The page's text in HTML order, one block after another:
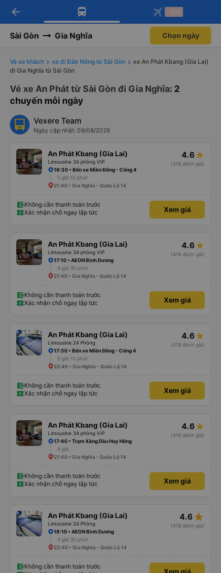
Tải app Vexere ngay!
Nhận ưu đãi thành viên độc
Mở app
Tải app Vexere
-30k/ghế khi đặt vé máy bay qua
Mở app
arrow_back -30k
Sài Gòn Gia Nghĩa Chọn ngày
Vé xe khách xe đi Đăk Nông từ Sài Gòn
xe An Phát Kbang (Gia Lai)
đi Gia Nghĩa từ Sài Gòn
Vé xe An Phát từ Sài Gòn đi Gia Nghĩa: 2
chuyến mỗi ngày
Vexere Team
Ngày cập nhật: 09/08/2026
An Phát Kbang (Gia Lai)
Limousine 34 phòng VIP
4.6
(418 đánh giá)
16:30 • Bến xe Miền Đông - Cổng 4
5 giờ 10 phút
21:40 • Gia Nghĩa - Quốc Lộ 14
Không cần thanh toán trước
Xác nhận chỗ ngay lập tức
Xem giá
An Phát Kbang (Gia Lai)
Limousine 34 phòng VIP
4.6
(418 đánh giá)
17:10 • AEON Bình Dương
4 giờ 30 phút
21:40 • Gia Nghĩa - Quốc Lộ 14
Không cần thanh toán trước
Xác nhận chỗ ngay lập tức
Xem giá
An Phát Kbang (Gia Lai)
Limousine 24 Phòng
4.6
(418 đánh giá)
17:30 • Bến xe Miền Đông - Cổng 4
5 giờ 10 phút
22:40 • Gia Nghĩa - Quốc Lộ 14
Không cần thanh toán trước
Xác nhận chỗ ngay lập tức
Xem giá
An Phát Kbang (Gia Lai)
Limousine 34 phòng VIP
4.6
(418 đánh giá)
17:40 • Trạm Xăng Dầu Huy Hồng
4 giờ
21:40 • Gia Nghĩa - Quốc Lộ 14
Không cần thanh toán trước
Xác nhận chỗ ngay lập tức
Xem giá
An Phát Kbang (Gia Lai)
Limousine 24 Phòng
4.6 star_rate
(418 đánh giá)
18:10 • AEON Bình Dương
4 giờ 30 phút
22:40 • Gia Nghĩa - Quốc Lộ 14
Không cần thanh toán trước
Xem giá